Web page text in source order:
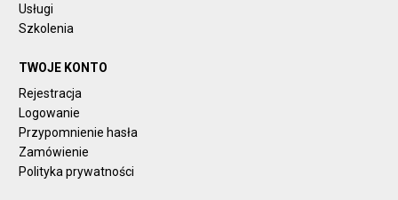
Usługi
Szkolenia
TWOJE KONTO
Rejestracja
Logowanie
Przypomnienie hasła
Zamówienie
Polityka prywatności